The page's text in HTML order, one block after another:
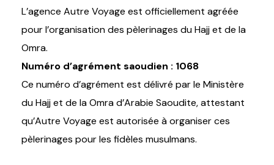
L’agence Autre Voyage est officiellement agréée
pour l’organisation des pèlerinages du Hajj et de la
Omra.
Numéro d’agrément saoudien : 1068
Ce numéro d’agrément est délivré par le Ministère
du Hajj et de la Omra d’Arabie Saoudite, attestant
qu’Autre Voyage est autorisée à organiser ces
pèlerinages pour les fidèles musulmans.